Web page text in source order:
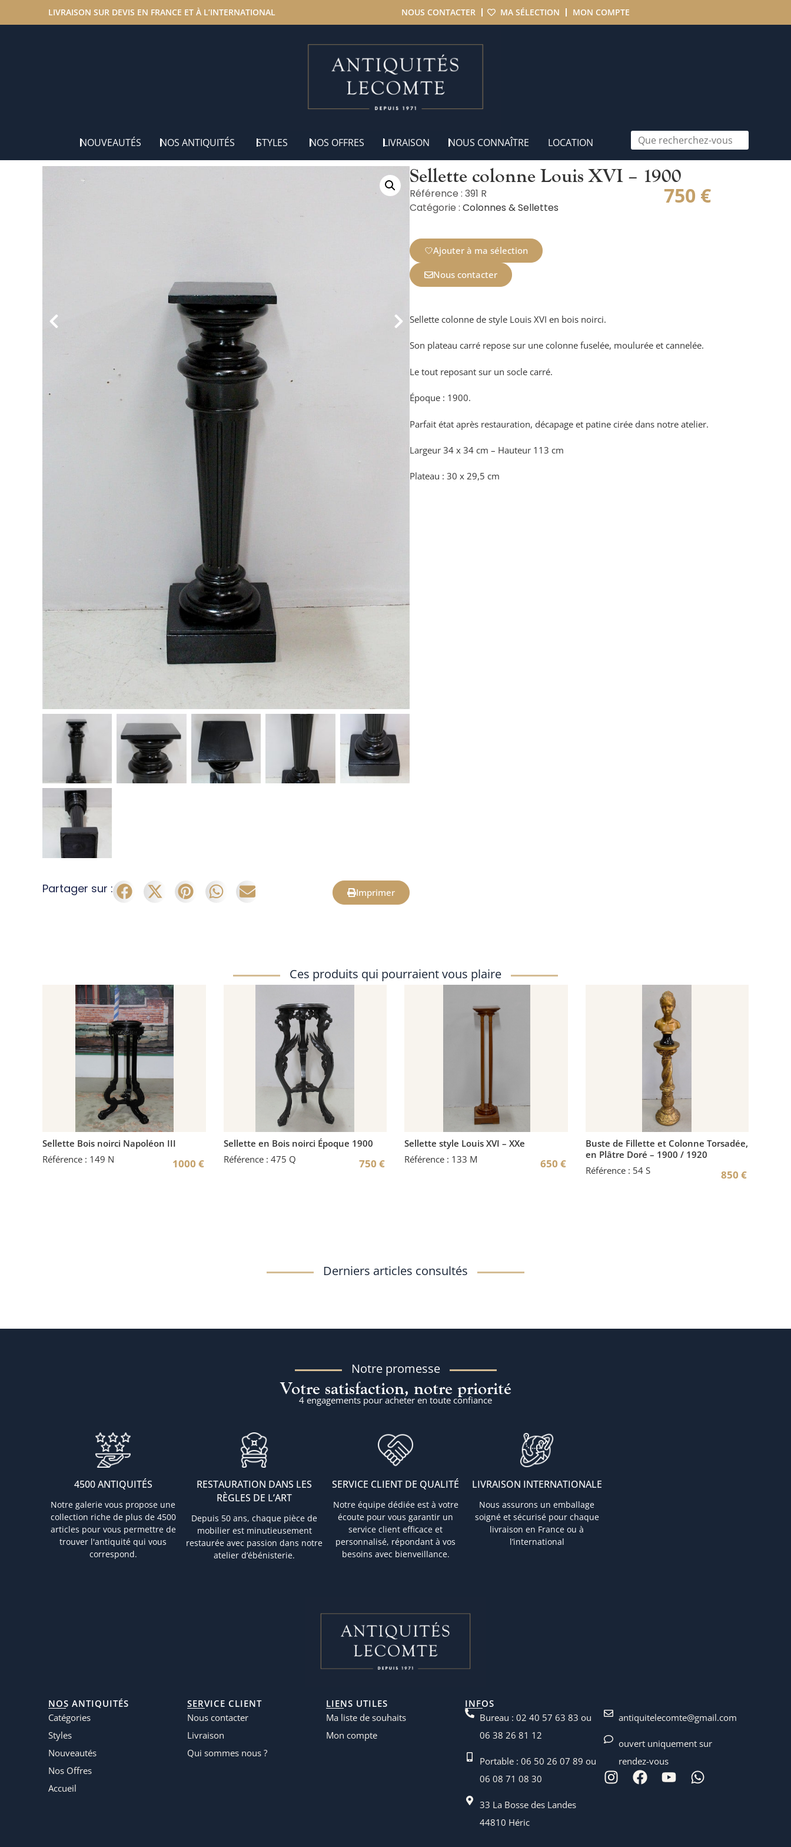
LIVRAISON SUR DEVIS EN FRANCE ET À L’INTERNATIONAL NOUS CONTACTER MA SÉLECTION MON COMPTE
NOUVEAUTÉS NOS ANTIQUITÉS STYLES NOS OFFRES LIVRAISON NOUS CONNAÎTRE LOCATION
Partager sur : Imprimer
Sellette colonne Louis XVI – 1900
Référence : 391 R
Catégorie : Colonnes & Sellettes 750 €
Ajouter à ma sélection
Nous contacter
Sellette colonne de style Louis XVI en bois noirci.
Son plateau carré repose sur une colonne fuselée, moulurée et cannelée.
Le tout reposant sur un socle carré.
Époque : 1900.
Parfait état après restauration, décapage et patine cirée dans notre atelier.
Largeur 34 x 34 cm – Hauteur 113 cm
Plateau : 30 x 29,5 cm
Ces produits qui pourraient vous plaire
Sellette Bois noirci Napoléon III
Référence : 149 N
1000 €
Sellette en Bois noirci Époque 1900
Référence : 475 Q
750€
Sellette style Louis XVI – XXe
Référence : 133 M
650 €
Buste de Fillette et Colonne Torsadée,
en Plâtre Doré – 1900 / 1920
Référence : 54 S
850€
Derniers articles consultés
Notre promesse
Votre satisfaction, notre priorité
4 engagements pour acheter en toute confiance
4500 ANTIQUITÉS
Notre galerie vous propose une
collection riche de plus de 4500
articles pour vous permettre de
trouver l'antiquité qui vous
correspond.
RESTAURATION DANS LES
RÈGLES DE L’ART
Depuis 50 ans, chaque pièce de
mobilier est minutieusement
restaurée avec passion dans notre
atelier d’ébénisterie.
SERVICE CLIENT DE QUALITÉ
Notre équipe dédiée est à votre
écoute pour vous garantir un
service client efficace et
personnalisé, répondant à vos
besoins avec bienveillance.
LIVRAISON INTERNATIONALE
Nous assurons un emballage
soigné et sécurisé pour chaque
livraison en France ou à
l’international
NOS ANTIQUITÉS
Catégories
Styles
Nouveautés
Nos Offres
Accueil
SERVICE CLIENT
Nous contacter
Livraison
Qui sommes nous ?
LIENS UTILES
Ma liste de souhaits
Mon compte
INFOS
Bureau : 02 40 57 63 83 ou
06 38 26 81 12
Portable : 06 50 26 07 89 ou
06 08 71 08 30
33 La Bosse des Landes
44810 Héric
antiquitelecomte@gmail.com
ouvert uniquement sur
rendez-vous